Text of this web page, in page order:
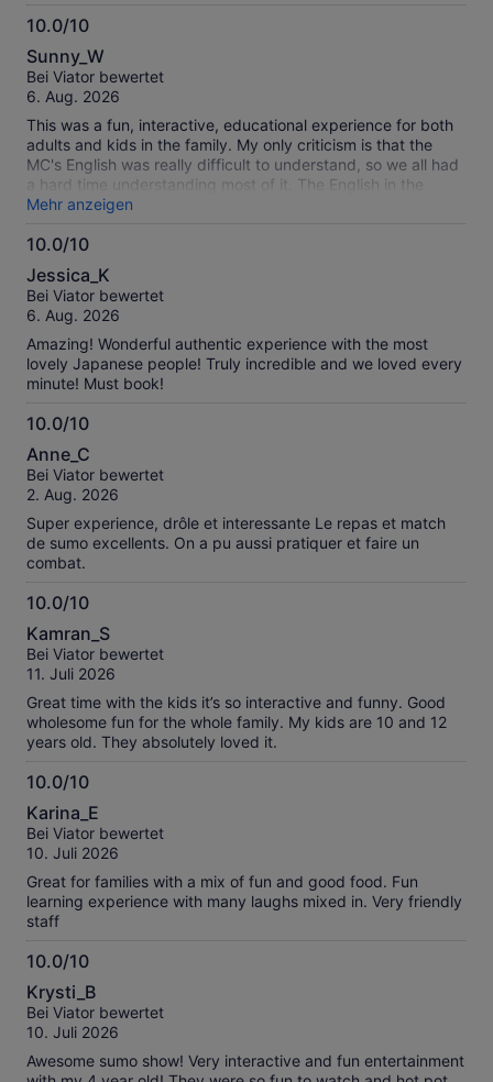
10.0/10
10.0
von
10
Sunny_W
Bei Viator bewertet
6. Aug. 2026
This was a fun, interactive, educational experience for both
adults and kids in the family. My only criticism is that the
MC's English was really difficult to understand, so we all had
a hard time understanding most of it. The English in the
video show was perfect. The venue is very close to Ryogoku
Edo Noren, Sumo Museum, and Ryogoku Sumo Arena. If you
have time, I highly recommend you budget some time to
Mehr anzeigen
10.0/10
10.0
von
10
Jessica_K
Bei Viator bewertet
6. Aug. 2026
Amazing! Wonderful authentic experience with the most
lovely Japanese people! Truly incredible and we loved every
minute! Must book!
10.0/10
10.0
von
10
Anne_C
Bei Viator bewertet
2. Aug. 2026
Super experience, drôle et interessante Le repas et match
de sumo excellents. On a pu aussi pratiquer et faire un
combat.
10.0/10
10.0
von
10
Kamran_S
Bei Viator bewertet
11. Juli 2026
Great time with the kids it’s so interactive and funny. Good
wholesome fun for the whole family. My kids are 10 and 12
years old. They absolutely loved it.
10.0/10
10.0
von
10
Karina_E
Bei Viator bewertet
10. Juli 2026
Great for families with a mix of fun and good food. Fun
learning experience with many laughs mixed in. Very friendly
staff
10.0/10
10.0
von
10
Krysti_B
Bei Viator bewertet
10. Juli 2026
Awesome sumo show! Very interactive and fun entertainment